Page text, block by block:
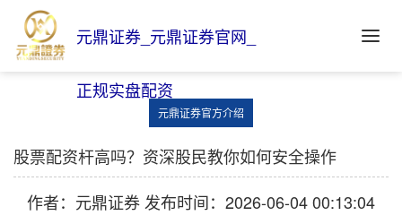
元鼎证券_元鼎证券官网_
正规实盘配资
元鼎证券官方介绍
股票配资杆高吗？资深股民教你如何安全操作
作者：元鼎证券 发布时间：2026-06-04 00:13:04